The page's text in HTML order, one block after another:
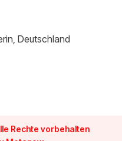
Deutschland
Rechte vorbehalten